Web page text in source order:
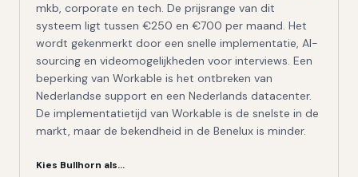
mkb, corporate en tech. De prijsrange van dit
systeem ligt tussen €250 en €700 per maand. Het
wordt gekenmerkt door een snelle implementatie, AI-
sourcing en videomogelijkheden voor interviews. Een
beperking van Workable is het ontbreken van
Nederlandse support en een Nederlands datacenter.
De implementatietijd van Workable is de snelste in de
markt, maar de bekendheid in de Benelux is minder.
Kies Bullhorn als…